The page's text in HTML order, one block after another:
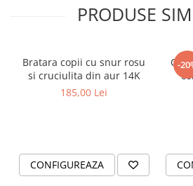
PRODUSE
Bratara copii cu snur rosu
si cruciulita din aur 14K
185,00 Lei
CONFIGUREAZA
-